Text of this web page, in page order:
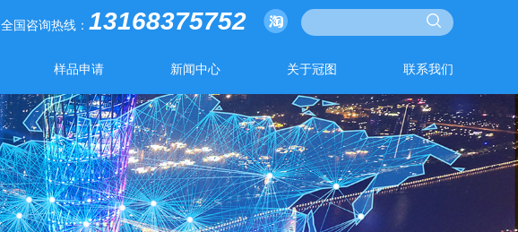
全国咨询热线： 13168375752
样品申请 新闻中心 关于冠图 联系我们